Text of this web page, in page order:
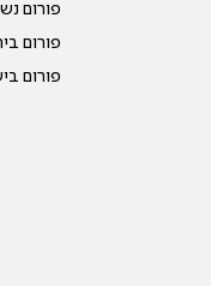
פורום
פורום
פורום